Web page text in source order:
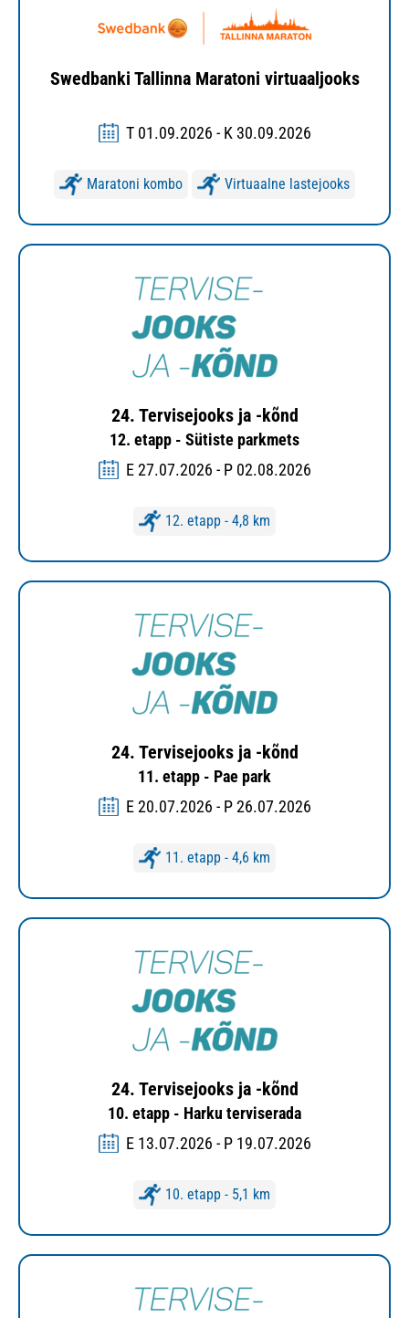
Swedbanki Tallinna Maratoni virtuaaljooks
T 01.09.2026 - K 30.09.2026
Maratoni kombo Virtuaalne lastejooks
24. Tervisejooks ja -kõnd
12. etapp - Sütiste parkmets
E 27.07.2026 - P 02.08.2026
12. etapp - 4,8 km
24. Tervisejooks ja -kõnd
11. etapp - Pae park
E 20.07.2026 - P 26.07.2026
11. etapp - 4,6 km
24. Tervisejooks ja -kõnd
10. etapp - Harku terviserada
E 13.07.2026 - P 19.07.2026
10. etapp - 5,1 km